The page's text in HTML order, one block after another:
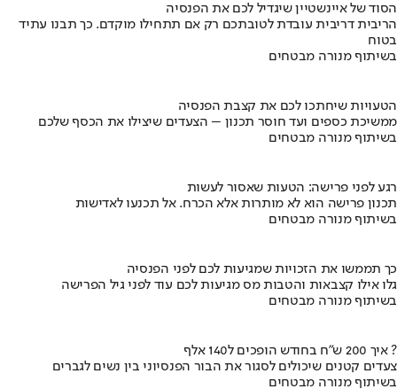
הסוד של איינשטיין שיגדיל לכם את הפנסיה
הריבית דריבית עובדת לטובתכם רק אם תתחילו מוקדם. כך תבנו עתיד
בטוח
בשיתוף מנורה מבטחים
הטעויות שיחתכו לכם את קצבת הפנסיה
ממשיכת כספים ועד חוסר תכנון – הצעדים שיצילו את הכסף שלכם
בשיתוף מנורה מבטחים
רגע לפני פרישה: הטעות שאסור לעשות
תכנון פרישה הוא לא מותרות אלא הכרח. אל תכנעו לאדישות
בשיתוף מנורה מבטחים
כך תממשו את הזכויות שמגיעות לכם לפני הפנסיה
גלו אילו קצבאות והטבות מס מגיעות לכם עוד לפני גיל הפרישה
בשיתוף מנורה מבטחים
איך 200 ש"ח בחודש הופכים ל140 אלף ?
צעדים קטנים שיכולים לסגור את הבור הפנסיוני בין נשים לגברים
בשיתוף מנורה מבטחים